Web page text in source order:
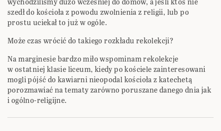
szedł do kościoła z powodu zwolnienia z religii, lub po
prostu uciekał to już w ogóle.
Może czas wrócić do takiego rozkładu rekolekcji?
Na marginesie bardzo miło wspominam rekolekcje
w ostatniej klasie liceum, kiedy po kościele zainteresowani
mogli pójść do kawiarni nieopodal kościoła z katechetą
porozmawiać na tematy zarówno poruszane danego dnia jak
i ogólno-religijne.